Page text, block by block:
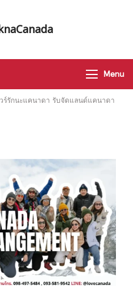
ดา ทัวร์อเมริกา ทัวร์ทั่วโลก
Menu
ร์รักนะแคนาดา รับจัดแลนด์แคนาดา